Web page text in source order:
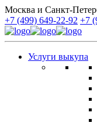
Москва и Санкт-
+7 (499) 649-22-92 +7
Услуги выкупа